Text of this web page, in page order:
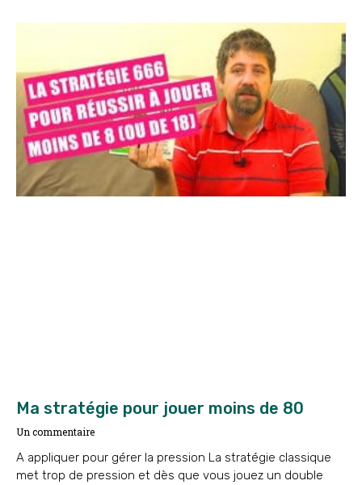
Ma stratégie pour jouer moins de 80
Un commentaire
A appliquer pour gérer la pression La stratégie classique
met trop de pression et dès que vous jouez un double